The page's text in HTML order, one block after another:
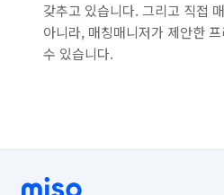
갖추고 있습니다. 그리고 직접
아니라, 매칭매니저가 제안한
수 있습니다.